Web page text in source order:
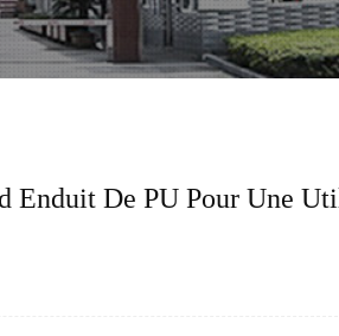
Enduit De PU Pour Une